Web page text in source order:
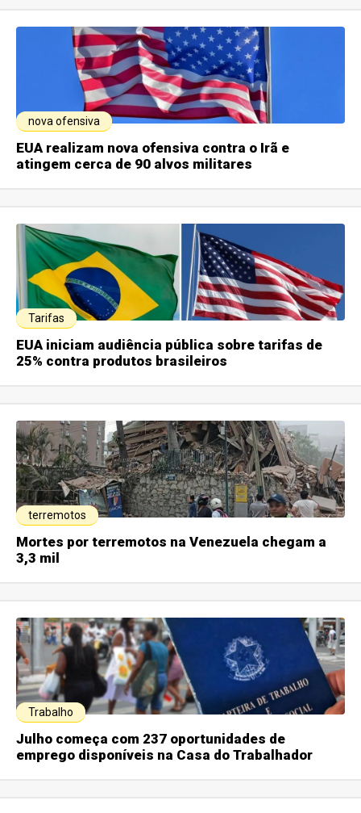
nova ofensiva
EUA realizam nova ofensiva contra o Irã e
atingem cerca de 90 alvos militares
Tarifas
EUA iniciam audiência pública sobre tarifas de
25% contra produtos brasileiros
terremotos
Mortes por terremotos na Venezuela chegam a
3,3 mil
Trabalho
Julho começa com 237 oportunidades de
emprego disponíveis na Casa do Trabalhador